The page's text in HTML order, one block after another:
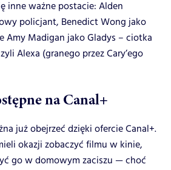
inne ważne postacie: Alden
policjant, Benedict Wong jako
Amy Madigan jako Gladys – ciotka
Alexa (granego przez Cary’ego
na Canal+
już obejrzeć dzięki ofercie Canal+.
okazji zobaczyć filmu w kinie,
go w domowym zaciszu — choć